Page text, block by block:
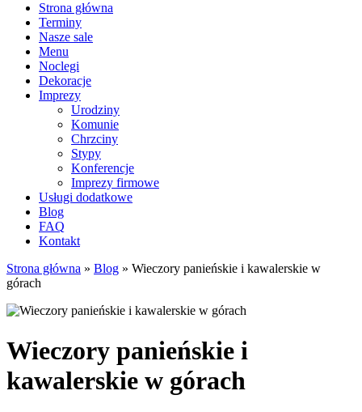
Strona główna
Terminy
Nasze sale
Menu
Noclegi
Dekoracje
Imprezy
Urodziny
Komunie
Chrzciny
Stypy
Konferencje
Imprezy firmowe
Usługi dodatkowe
Blog
FAQ
Kontakt
Strona główna » Blog » Wieczory panieńskie i kawalerskie w
górach
Wieczory panieńskie i
kawalerskie w górach